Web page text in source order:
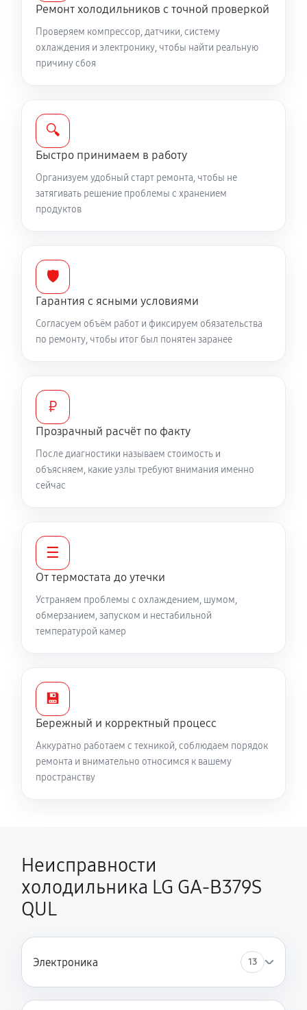
Ремонт холодильников с точной проверкой
Проверяем компрессор, датчики, систему
охлаждения и электронику, чтобы найти реальную
причину сбоя
🔍
Быстро принимаем в работу
Организуем удобный старт ремонта, чтобы не
затягивать решение проблемы с хранением
продуктов
🛡️
Гарантия с ясными условиями
Согласуем объём работ и фиксируем обязательства
по ремонту, чтобы итог был понятен заранее
₽
Прозрачный расчёт по факту
После диагностики называем стоимость и
объясняем, какие узлы требуют внимания именно
сейчас
☰
От термостата до утечки
Устраняем проблемы с охлаждением, шумом,
обмерзанием, запуском и нестабильной
температурой камер
💾
Бережный и корректный процесс
Аккуратно работаем с техникой, соблюдаем порядок
ремонта и внимательно относимся к вашему
пространству
Неисправности
холодильника LG GA-B379S
QUL
Электроника 13